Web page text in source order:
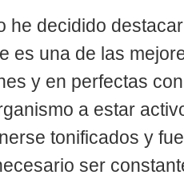
he decidido
es una de las
y en perfectas
a estar
tonificados y
ser